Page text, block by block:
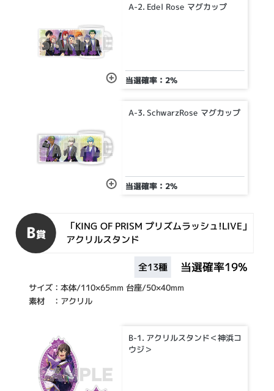
当選確率：2%
A-2. Edel Rose マグカップ
当選確率：2%
A-3. SchwarzRose マグカップ
B賞
「KING OF PRISM プリズムラッシュ!LIVE」
アクリルスタンド
全13種 当選確率19%
サイズ：本体/110×65mm 台座/50×40mm
素材 ：アクリル
B-1. アクリルスタンド＜神浜コ
ウジ＞